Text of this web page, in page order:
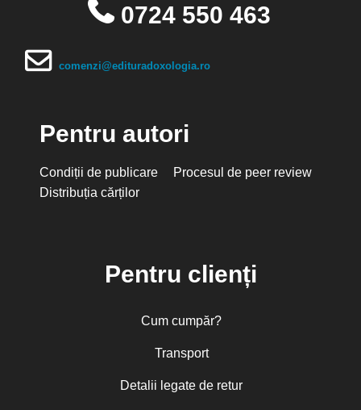
0724 550 463
comenzi@edituradoxologia.ro
Pentru autori
Condiții de publicare
Procesul de peer review
Distribuția cărților
Pentru clienți
Cum cumpăr?
Transport
Detalii legate de retur